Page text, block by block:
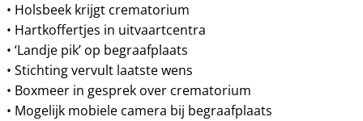
• Holsbeek krijgt crematorium
• Hartkoffertjes in uitvaartcentra
• ‘Landje pik’ op begraafplaats
• Stichting vervult laatste wens
• Boxmeer in gesprek over crematorium
• Mogelijk mobiele camera bij begraafplaats